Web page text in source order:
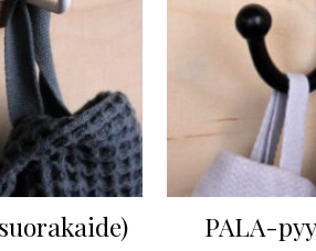
PALA-